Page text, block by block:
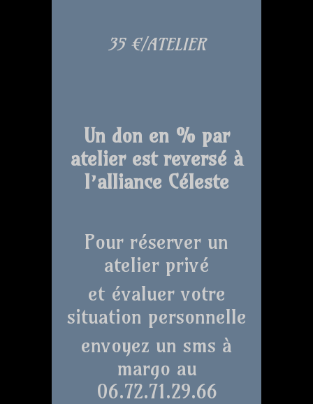
35 €/ATELIER
Un don en % par
atelier est reversé à
l’alliance Céleste
Pour réserver un
atelier privé
et évaluer votre
situation personnelle
envoyez un sms à
margo au
06.72.71.29.66